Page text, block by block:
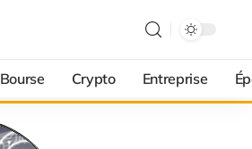
Bourse Crypto Entreprise